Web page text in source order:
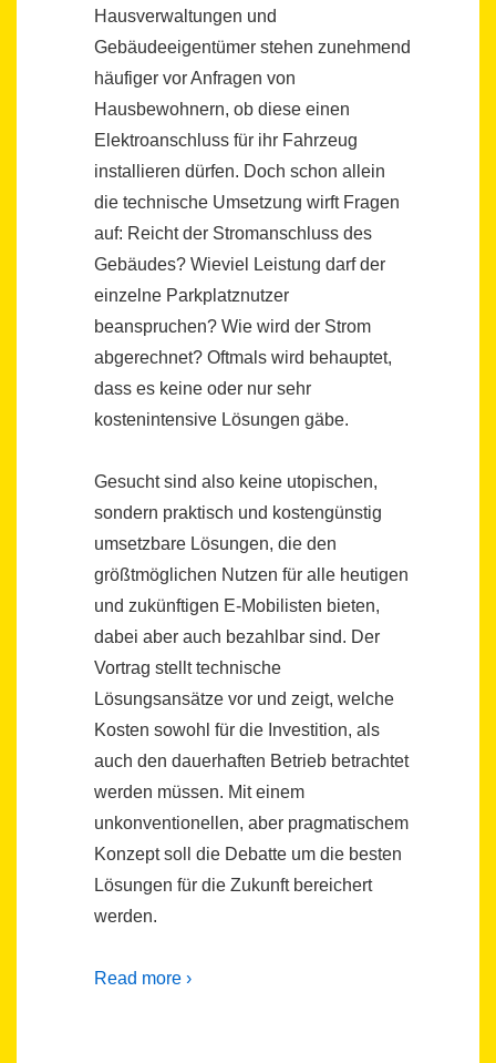
Hausverwaltungen und
Gebäudeeigentümer stehen zunehmend
häufiger vor Anfragen von
Hausbewohnern, ob diese einen
Elektroanschluss für ihr Fahrzeug
installieren dürfen. Doch schon allein
die technische Umsetzung wirft Fragen
auf: Reicht der Stromanschluss des
Gebäudes? Wieviel Leistung darf der
einzelne Parkplatznutzer
beanspruchen? Wie wird der Strom
abgerechnet? Oftmals wird behauptet,
dass es keine oder nur sehr
kostenintensive Lösungen gäbe.
Gesucht sind also keine utopischen,
sondern praktisch und kostengünstig
umsetzbare Lösungen, die den
größtmöglichen Nutzen für alle heutigen
und zukünftigen E-Mobilisten bieten,
dabei aber auch bezahlbar sind. Der
Vortrag stellt technische
Lösungsansätze vor und zeigt, welche
Kosten sowohl für die Investition, als
auch den dauerhaften Betrieb betrachtet
werden müssen. Mit einem
unkonventionellen, aber pragmatischem
Konzept soll die Debatte um die besten
Lösungen für die Zukunft bereichert
werden.
Read more ›